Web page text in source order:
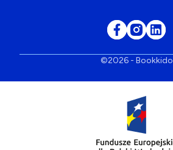
©2026 - Bookkido